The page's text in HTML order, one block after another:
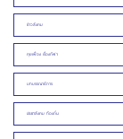
ข่าวสังคม
คุยเฟื่อง เรื่องกีฬา
บทบรรณาธิการ
ประชาสังคม ท้องถิ่น